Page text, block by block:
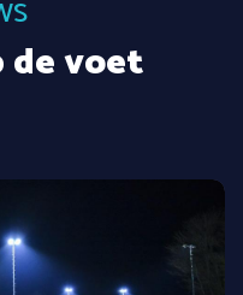
de voet